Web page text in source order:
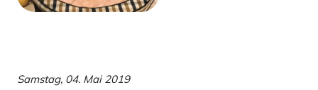
Samstag, 04. Mai 2019